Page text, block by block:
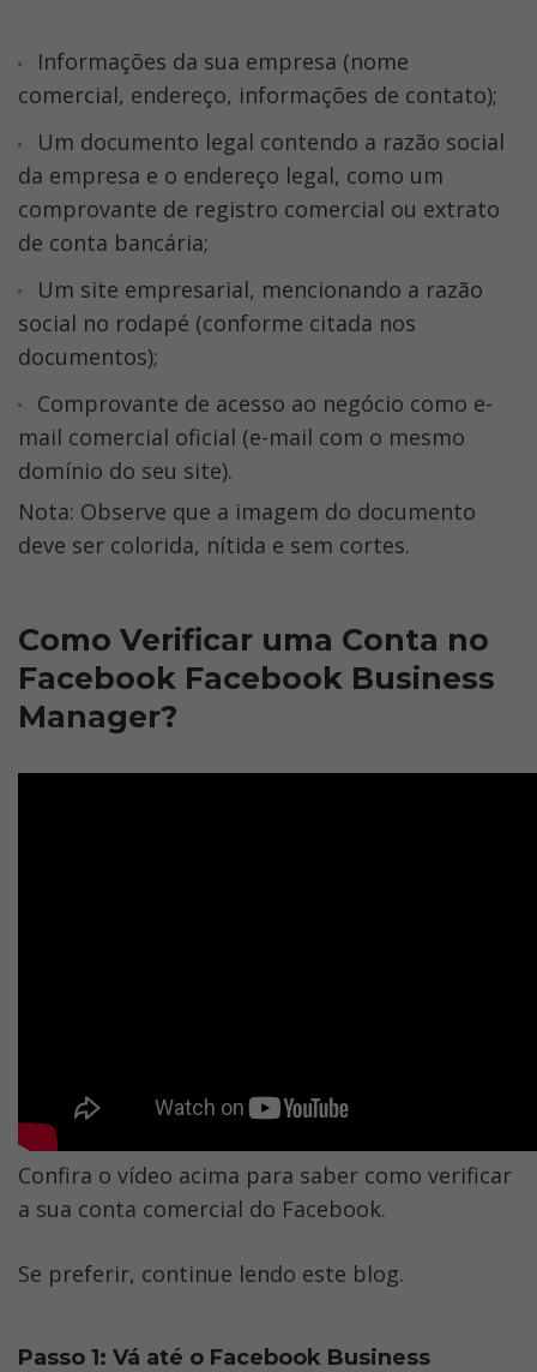
Informações da sua empresa (nome
comercial, endereço, informações de contato);
Um documento legal contendo a razão social
da empresa e o endereço legal, como um
comprovante de registro comercial ou extrato
de conta bancária;
Um site empresarial, mencionando a razão
social no rodapé (conforme citada nos
documentos);
Comprovante de acesso ao negócio como e-
mail comercial oficial (e-mail com o mesmo
domínio do seu site).
Nota: Observe que a imagem do documento
deve ser colorida, nítida e sem cortes.
Como Verificar uma Conta no
Facebook Facebook Business
Manager?
Confira o vídeo acima para saber como verificar
a sua conta comercial do Facebook.
Se preferir, continue lendo este blog.
Passo 1: Vá até o Facebook Business